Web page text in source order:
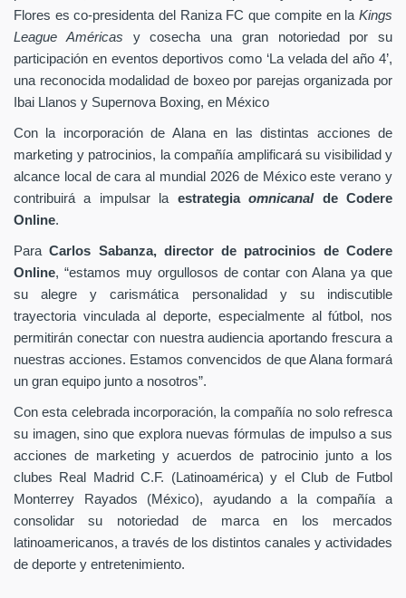
Flores es co-presidenta del Raniza FC que compite en la Kings
League Américas y cosecha una gran notoriedad por su
participación en eventos deportivos como ‘La velada del año 4’,
una reconocida modalidad de boxeo por parejas organizada por
Ibai Llanos y Supernova Boxing, en México
Con la incorporación de Alana en las distintas acciones de
marketing y patrocinios, la compañía amplificará su visibilidad y
alcance local de cara al mundial 2026 de México este verano y
contribuirá a impulsar la estrategiaomnicanal de Codere
Online.
ParaCarlos Sabanza, director de patrocinios de Codere
Online, “estamos muy orgullosos de contar con Alana ya que
su alegre y carismática personalidad y su indiscutible
trayectoria vinculada al deporte, especialmente al fútbol, nos
permitirán conectar con nuestra audiencia aportando frescura a
nuestras acciones. Estamos convencidos de que Alana formará
un gran equipo junto a nosotros”.
Con esta celebrada incorporación, la compañía no solo refresca
su imagen, sino que explora nuevas fórmulas de impulso a sus
acciones de marketing y acuerdos de patrocinio junto a los
clubes Real Madrid C.F. (Latinoamérica) y el Club de Futbol
Monterrey Rayados (México), ayudando a la compañía a
consolidar su notoriedad de marca en los mercados
latinoamericanos, a través de los distintos canales y actividades
de deporte y entretenimiento.